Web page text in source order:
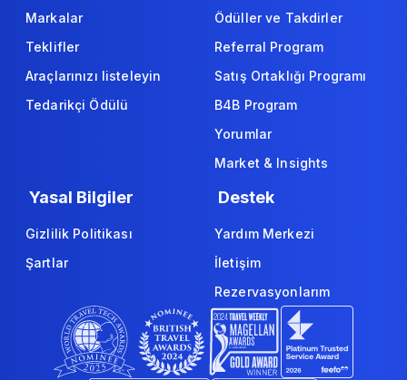
Markalar
Teklifler
Araçlarınızı listeleyin
Tedarikçi Ödülü
Ödüller ve Takdirler
Referral Program
Satış Ortaklığı Programı
B4B Program
Yorumlar
Market & Insights
Yasal Bilgiler
Gizlilik Politikası
Şartlar
Destek
Yardım Merkezi
İletişim
Rezervasyonlarım